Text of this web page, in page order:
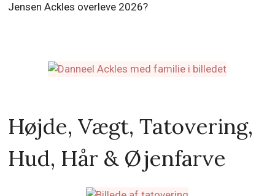
Jensen Ackles overleve 2026?
Højde, Vægt, Tatovering,
Hud, Hår & Øjenfarve